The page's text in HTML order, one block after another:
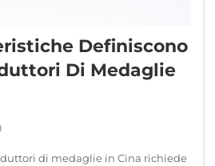
Definiscono
Di Medaglie
di medaglie in Cina richiede